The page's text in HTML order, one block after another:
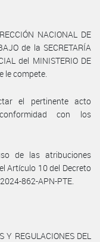
NACIONAL DE
de la SECRETARÍA
del MINISTERIO DE
le compete.
el pertinente acto
con los
de las atribuciones
Artículo 10 del Decreto
862-APN-PTE.
Y REGULACIONES DEL